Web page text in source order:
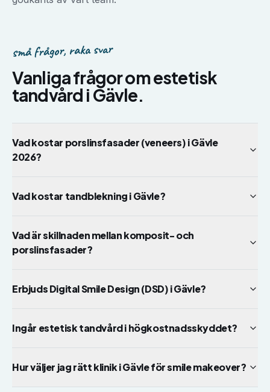
små frågor, raka svar
Vanliga frågor omestetisk
tandvård i Gävle.
Vad kostar porslinsfasader (veneers) i Gävle
2026?
Vad kostar tandblekning i Gävle?
Vad är skillnaden mellan komposit- och
porslinsfasader?
Erbjuds Digital Smile Design (DSD) i Gävle?
Ingår estetisk tandvård i högkostnadsskyddet?
Hur väljer jag rätt klinik i Gävle för smile makeover?